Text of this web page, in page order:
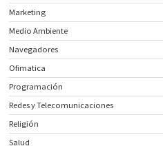
Marketing
Medio Ambiente
Navegadores
Ofimatica
Programación
Redes y Telecomunicaciones
Religión
Salud